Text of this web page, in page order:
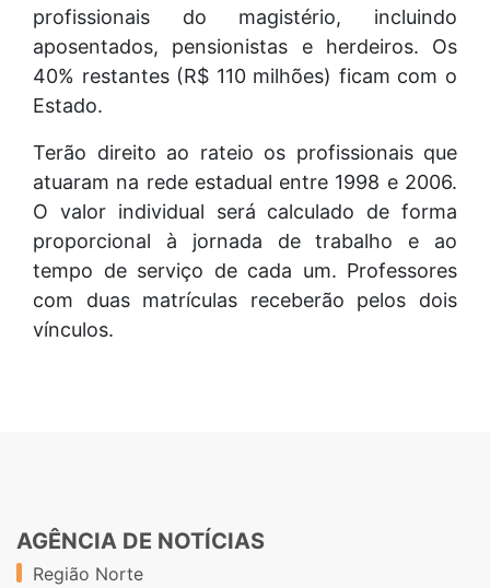
profissionais do magistério, incluindo
aposentados, pensionistas e herdeiros. Os
40% restantes (R$ 110 milhões) ficam com o
Estado.
Terão direito ao rateio os profissionais que
atuaram na rede estadual entre 1998 e 2006.
O valor individual será calculado de forma
proporcional à jornada de trabalho e ao
tempo de serviço de cada um. Professores
com duas matrículas receberão pelos dois
vínculos.
AGÊNCIA DE NOTÍCIAS
Região Norte